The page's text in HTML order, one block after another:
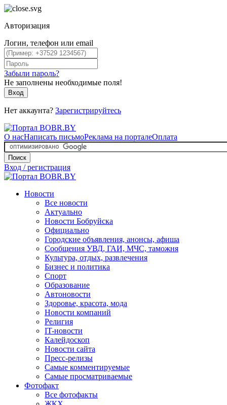
Авторизация
Логин, телефон или email
Забыли пароль?
Не заполнены необходимые поля!
Вход
Нет аккаунта? Зарегистрируйтесь
О насНаписать письмоРеклама на порталеОплата
Поиск
Вход / регистрация
Новости
Все новости
Актуально
Новости Бобруйска
Официально
Городские объявления, анонсы, афиша
Сообщения УВД, ГАИ, МЧС, таможня
Культура, отдых, развлечения
Бизнес и политика
Спорт
Образование
Автоновости
Здоровье, красота, мода
Новости компаний
Религия
IT-новости
Калейдоскоп
Новости сайта
Пресс-релизы
Самые комментируемые
Самые просматриваемые
Фотофакт
Все фотофакты